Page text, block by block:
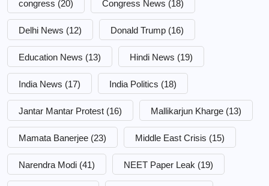
congress (20) Congress News (18)
Delhi News (12) Donald Trump (16)
Education News (13) Hindi News (19)
India News (17) India Politics (18)
Jantar Mantar Protest (16) Mallikarjun Kharge (13)
Mamata Banerjee (23) Middle East Crisis (15)
Narendra Modi (41) NEET Paper Leak (19)